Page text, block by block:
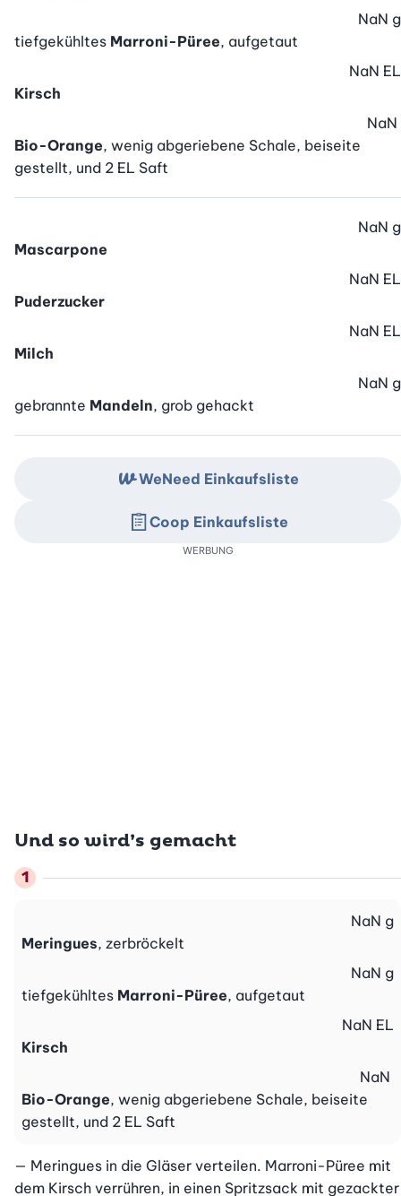
tiefgekühltes Marroni-Püree, aufgetaut
NaN g
Kirsch
NaN EL
Bio-Orange, wenig abgeriebene Schale, beiseite
gestellt, und 2 EL Saft
NaN
Mascarpone
NaN g
Puderzucker
NaN EL
Milch
NaN EL
gebrannte Mandeln, grob gehackt
NaN g
Und so wird’s gemacht
Meringues, zerbröckelt
NaN g
tiefgekühltes Marroni-Püree, aufgetaut
NaN g
Kirsch
NaN EL
Bio-Orange, wenig abgeriebene Schale, beiseite
gestellt, und 2 EL Saft
NaN
— Meringues in die Gläser verteilen. Marroni-Püree mit
dem Kirsch verrühren, in einen Spritzsack mit gezackter
WeNeed Einkaufsliste
Coop Einkaufsliste
WERBUNG